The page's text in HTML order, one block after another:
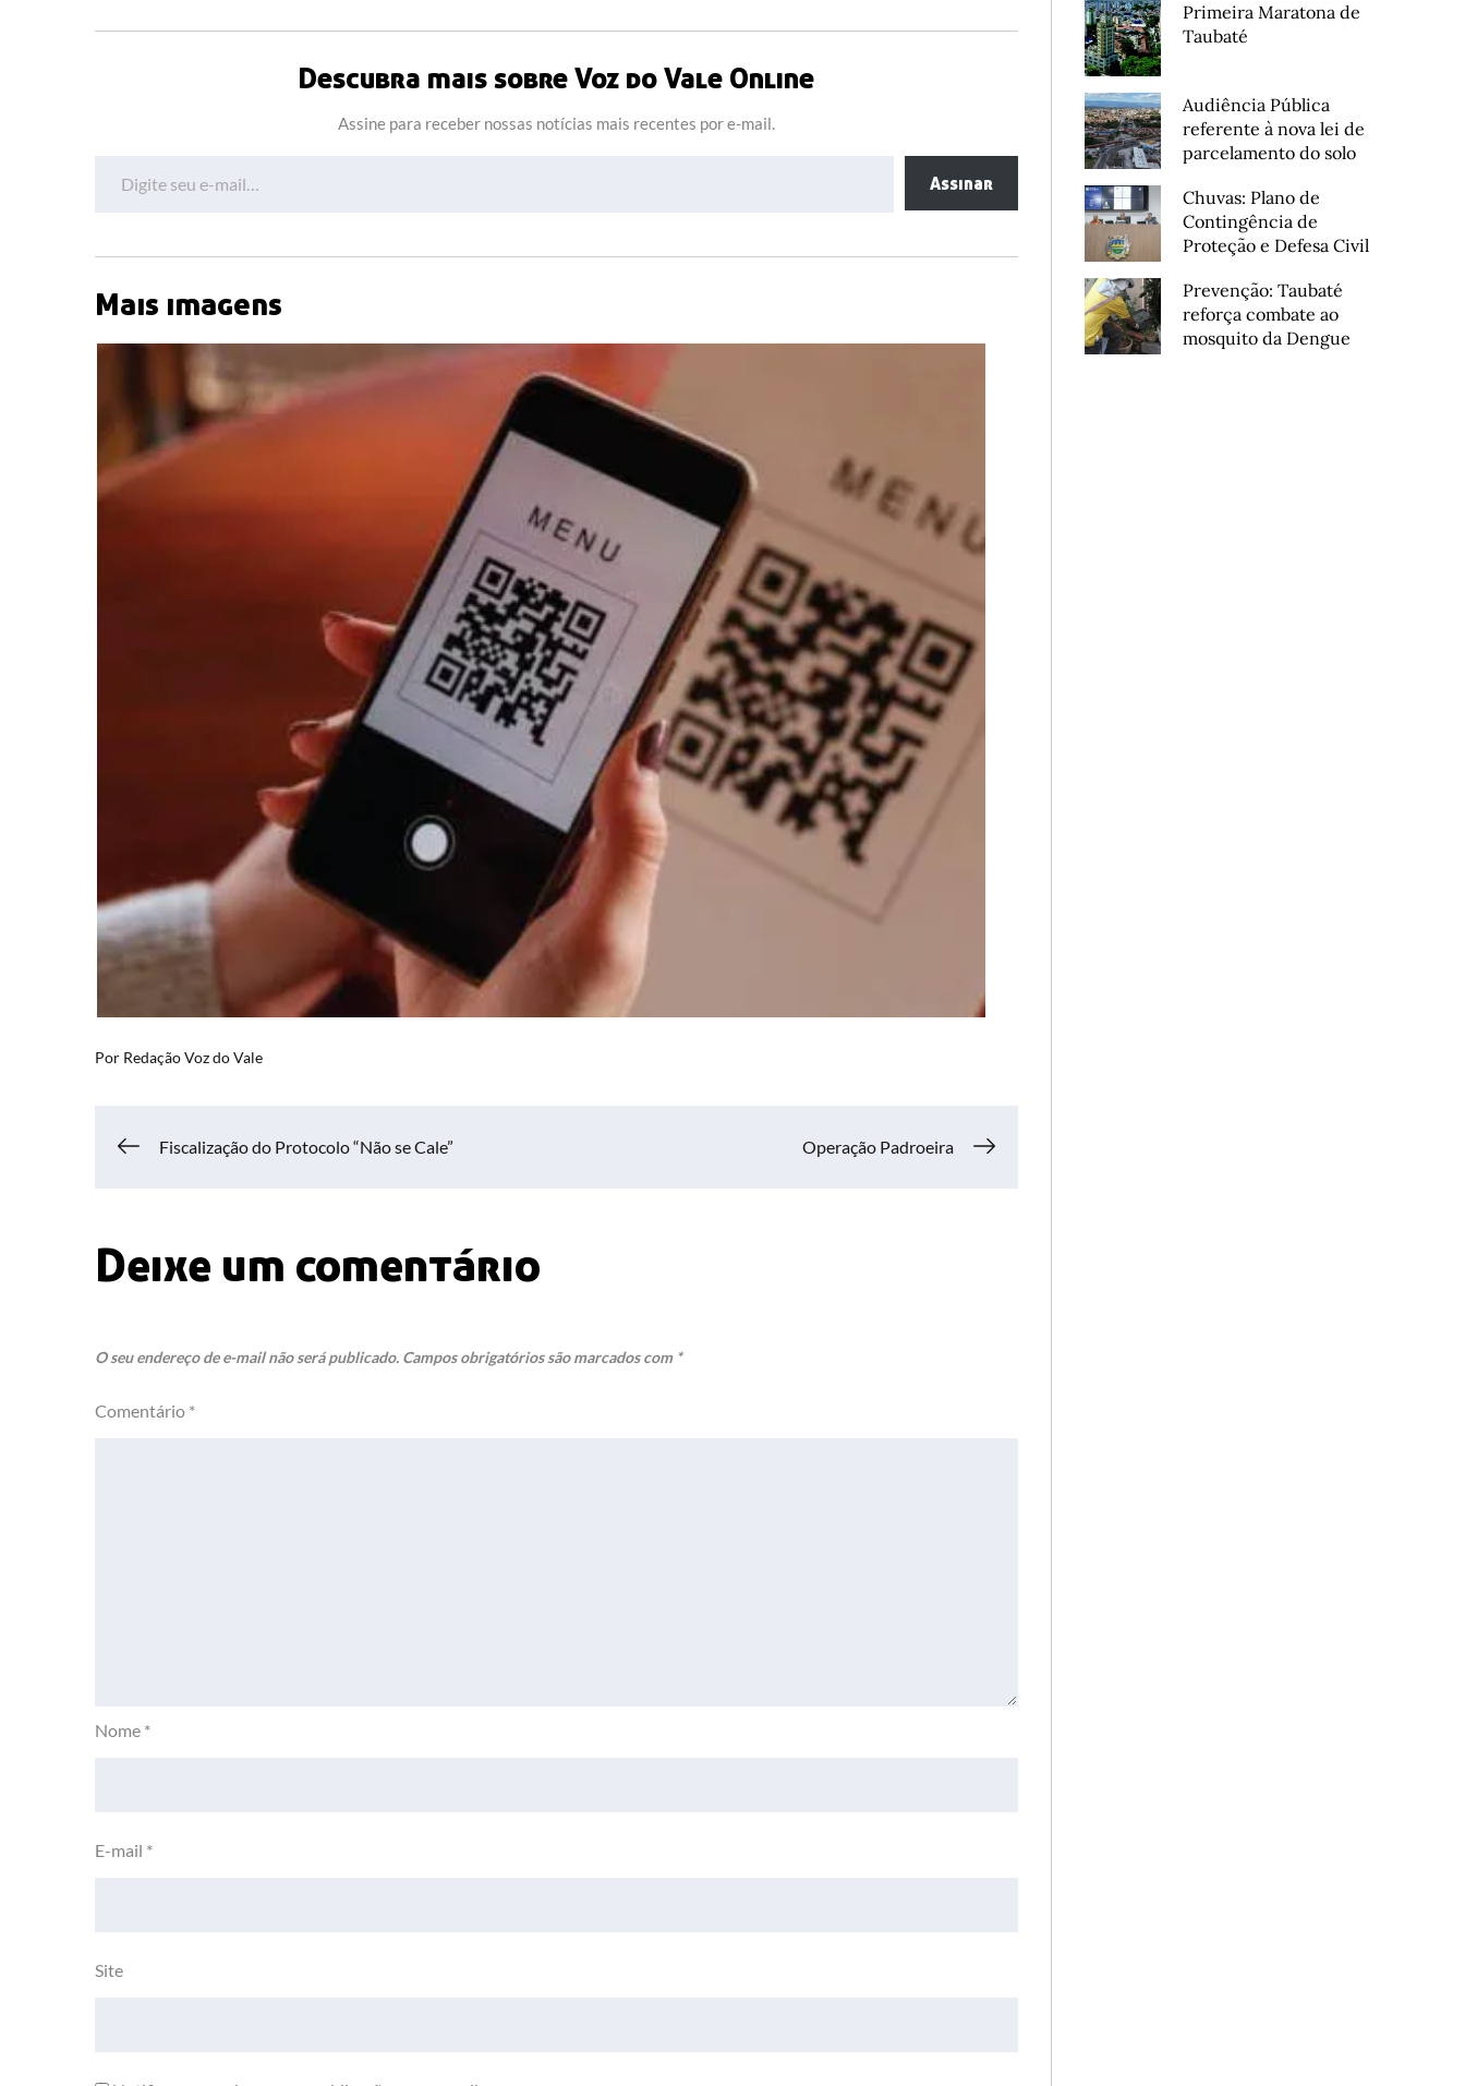
Descubra mais sobre Voz do Vale Online
Assine para receber nossas notícias mais recentes por e-mail.
Assinar
Mais imagens
Por Redação Voz do Vale
Navegação
Post
Fiscalização do Protocolo “Não se Cale” Operação Padroeira
Deixe um comentário
O seu endereço de e-mail não será publicado. Campos obrigatórios são marcados com *
Comentário *
Nome *
E-mail *
Site
Primeira Maratona de
Taubaté
Audiência Pública
referente à nova lei de
parcelamento do solo
Chuvas: Plano de
Contingência de
Proteção e Defesa Civil
Prevenção: Taubaté
reforça combate ao
mosquito da Dengue